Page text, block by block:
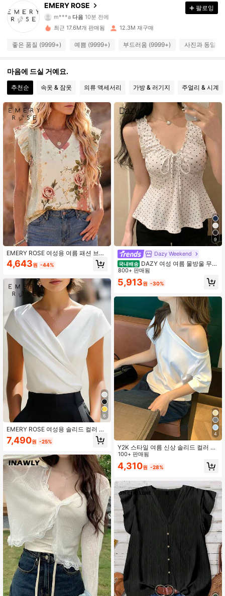
EMERY ROSE
m***a다음10분 전에
m***i가 탐색 중입니다
4.86
1.8M 팔로워
4.86 1.8M 팔로워
4.86 1.8M 팔로워
4.86 1.8M 팔로워
4.86 1.8M 팔로워
4.86 1.8M 팔로워
4.86 1.8M 팔로워
4.86 1.8M 팔로워
팔로잉
최근 17.6M개 판매됨 12.3M 재구매
좋은 품질 (9999+) 예쁨 (9999+) 부드러움 (9999+) 사진과 동일
마음에 드실 거예요.
추천순 속옷 & 잠옷 의류 액세서리 가방 & 러기지 주얼리 & 시계
EMERY ROSE 여성용 여름 패션 브이
넥 플로럴 레이스 기하학 프린트 루즈
핏 캐주얼 캡 슬리브 티셔츠 탑, 우아
셔츠 탑, 서양 테마 크루즈, 휴가 축제,
해변 휴가, 음악 축제, 보헤미안 스타
일 휴가, 개학 시즌, 부활절, 스승의 날,
사계절, 여성 해변 클럽, 해변 저녁 식
사 및 기타 휴가 행사에 적합한 패션
아이템
4,643원 -44%
6
EMERY ROSE 여성용 솔리드 컬러 우
아한 V넥 크로스캡 소매 티셔츠
7,490원 -25%
9
Dazy Weekend
국내배송 DAZY 여성 여름 물방울 무늬
전체 프린트 주름 V넥 민소매 캐주얼
탱크탑
800+ 판매됨
5,913원 -30%
4
Y2K 스타일 여름 신상 솔리드 컬러 비
대칭 어깨 반팔 여성 티셔츠, 루즈핏
슬림 사선 어깨 캐주얼 활용도 높은 탑
화이트
100+ 판매됨
4,310원 -28%